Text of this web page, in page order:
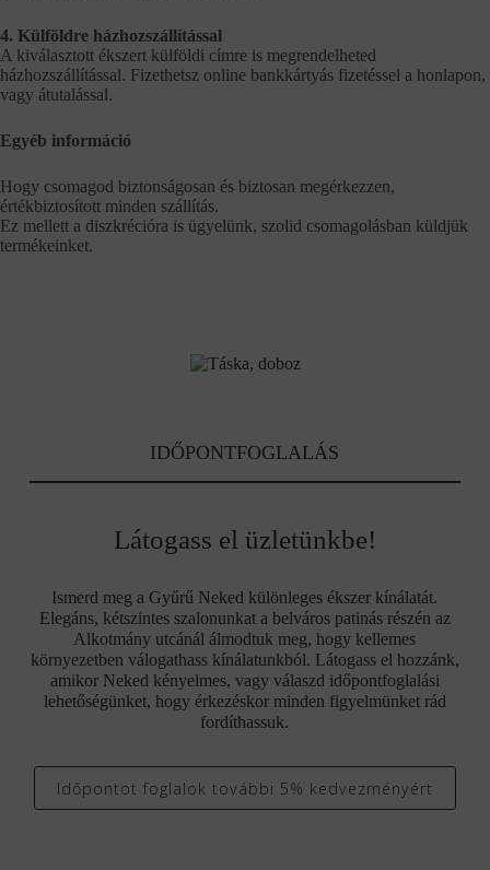
4. Külföldre házhozszállítással
A kiválasztott ékszert külföldi címre is megrendelheted
házhozszállítással. Fizethetsz online bankkártyás fizetéssel a honlapon,
vagy átutalással.
Egyéb információ
Hogy csomagod biztonságosan és biztosan megérkezzen,
értékbiztosított minden szállítás.
Ez mellett a diszkrécióra is ügyelünk, szolid csomagolásban küldjük
termékeinket.
IDŐPONTFOGLALÁS
Látogass el üzletünkbe!
Ismerd meg a Gyűrű Neked különleges ékszer kínálatát.
Elegáns, kétszintes szalonunkat a belváros patinás részén az
Alkotmány utcánál álmodtuk meg, hogy kellemes
környezetben válogathass kínálatunkból. Látogass el hozzánk,
amikor Neked kényelmes, vagy válaszd időpontfoglalási
lehetőségünket, hogy érkezéskor minden figyelmünket rád
fordíthassuk.
Időpontot foglalok további 5% kedvezményért